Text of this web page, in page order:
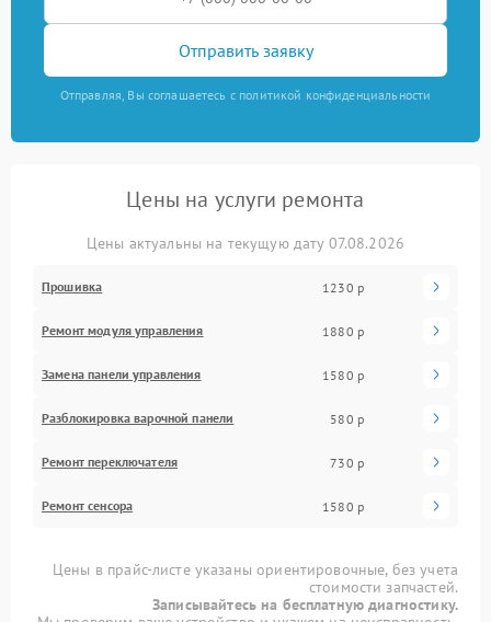
Отправить заявку
Отправляя, Вы соглашаетесь с политикой конфиденциальности
Цены на услуги ремонта
Цены актуальны на текущую дату 07.08.2026
Прошивка 1230 р
Ремонт модуля управления 1880 р
Замена панели управления 1580 р
Разблокировка варочной панели 580 р
Ремонт переключателя 730 р
Ремонт сенсора 1580 р
Цены в прайс-листе указаны ориентировочные, без учета
стоимости запчастей.
Записывайтесь на бесплатную диагностику.